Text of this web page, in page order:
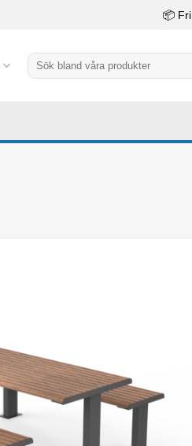
📦
Sök
efter: